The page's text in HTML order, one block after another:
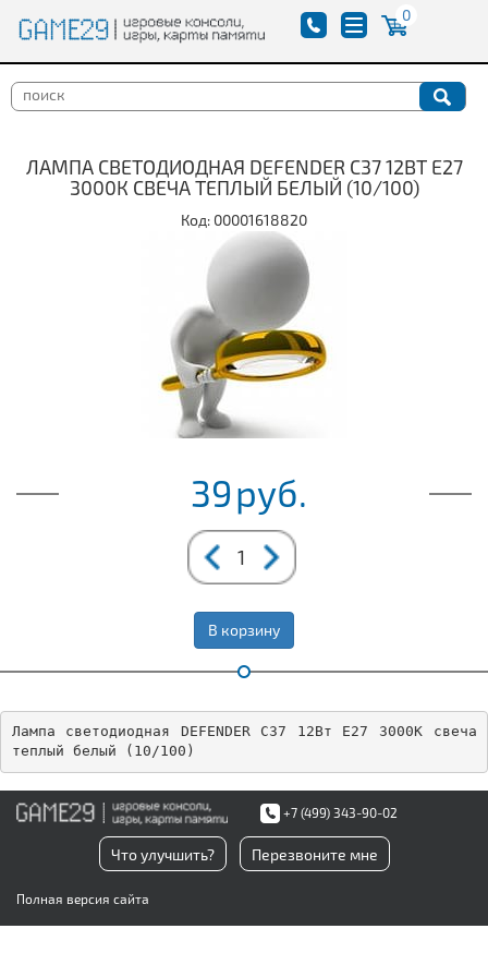
0
ЛАМПА СВЕТОДИОДНАЯ DEFENDER C37 12ВТ E27
3000К СВЕЧА ТЕПЛЫЙ БЕЛЫЙ (10/100)
Код: 00001618820
39руб.
В корзину
Лампа светодиодная DEFENDER C37 12Вт E27 3000К свеча
теплый белый (10/100)
+7 (499) 343-90-02
Что улучшить? Перезвоните мне
Полная версия сайта